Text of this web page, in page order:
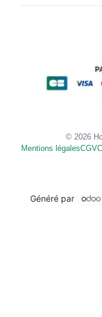
© 2026
Mentions légalesCGV
Généré par